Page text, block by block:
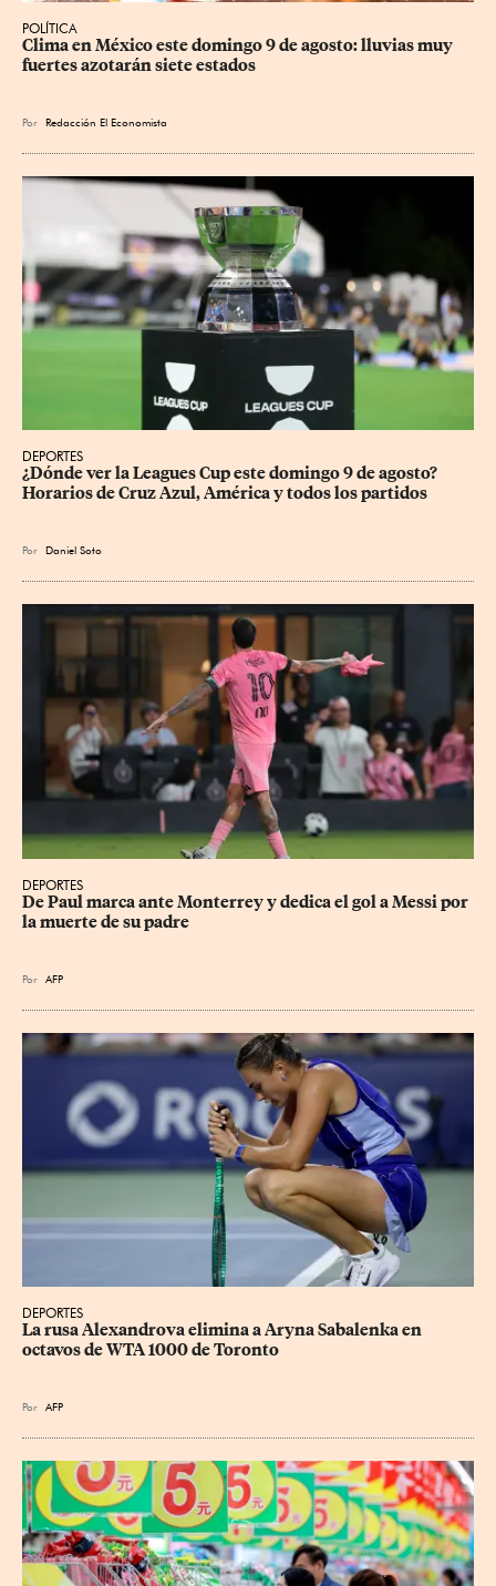
POLÍTICA
Clima en México este domingo 9 de agosto: lluvias muy
fuertes azotarán siete estados
Por Redacción El Economista
DEPORTES
¿Dónde ver la Leagues Cup este domingo 9 de agosto?
Horarios de Cruz Azul, América y todos los partidos
Por Daniel Soto
DEPORTES
De Paul marca ante Monterrey y dedica el gol a Messi por
la muerte de su padre
Por AFP
DEPORTES
La rusa Alexandrova elimina a Aryna Sabalenka en
octavos de WTA 1000 de Toronto
Por AFP